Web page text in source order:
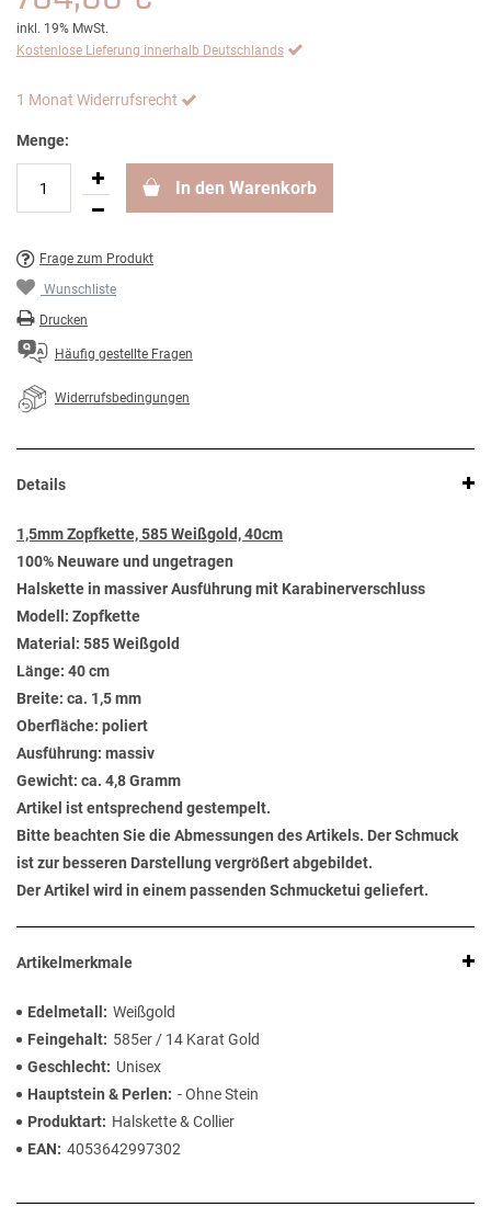
inkl. 19% MwSt.
Kostenlose Lieferung innerhalb Deutschlands
1 Monat Widerrufsrecht
Menge:
In den Warenkorb
Frage zum Produkt
Wunschliste
Drucken
Häufig gestellte Fragen
Widerrufsbedingungen
Details
1,5mm Zopfkette, 585 Weißgold, 40cm
100% Neuware und ungetragen
Halskette in massiver Ausführung mit Karabinerverschluss
Modell: Zopfkette
Material: 585 Weißgold
Länge: 40 cm
Breite: ca. 1,5 mm
Oberfläche: poliert
Ausführung: massiv
Gewicht: ca. 4,8 Gramm
Artikel ist entsprechend gestempelt.
Bitte beachten Sie die Abmessungen des Artikels. Der Schmuck
ist zur besseren Darstellung vergrößert abgebildet.
Der Artikel wird in einem passenden Schmucketui geliefert.
Artikelmerkmale
Edelmetall
Weißgold
Feingehalt
585er / 14 Karat Gold
Geschlecht
Unisex
Hauptstein & Perlen
- Ohne Stein
Produktart
Halskette & Collier
EAN
4053642997302